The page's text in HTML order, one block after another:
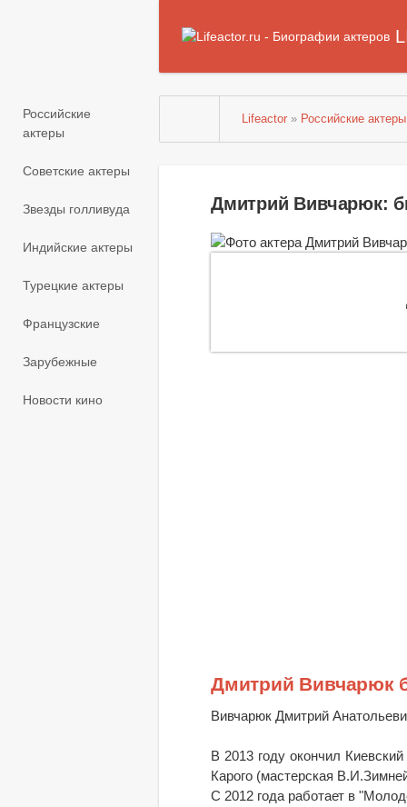
Российские
актеры
Советские актеры
Звезды голливуда
Индийские актеры
Турецкие актеры
Французские
Зарубежные
Новости кино
Lifeactor » Российские актеры
Дмитрий Вивчарюк:
Дмитрий Вивчарюк
Вивчарюк Дмитрий
В 2013 году окончил
Карого (мастерская
С 2012 года работает в